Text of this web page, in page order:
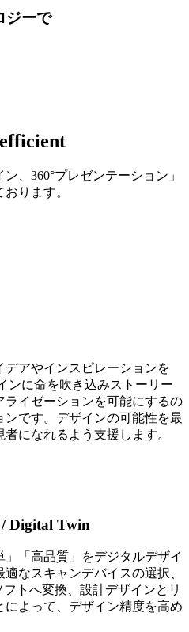
ジーで
、360°プレゼンテーション」
ります。
アやインスピレーションを
ンに命を吹き込みストーリー
ライゼーションを可能にするの
です。デザインの可能性を最
になれるよう支援します。
Digital Twin
」「高品質」をデジタルデザイ
なスキャンデバイスの選択、
トへ変換、設計デザインとリ
よって、デザイン精度を高め